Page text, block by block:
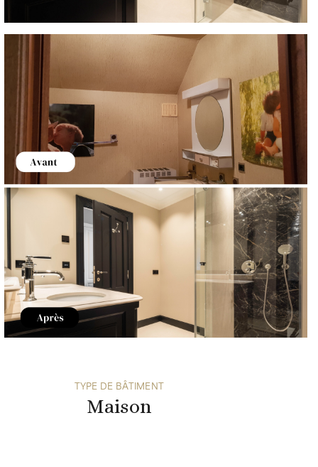
TYPE DE BÂTIMENT
Maison